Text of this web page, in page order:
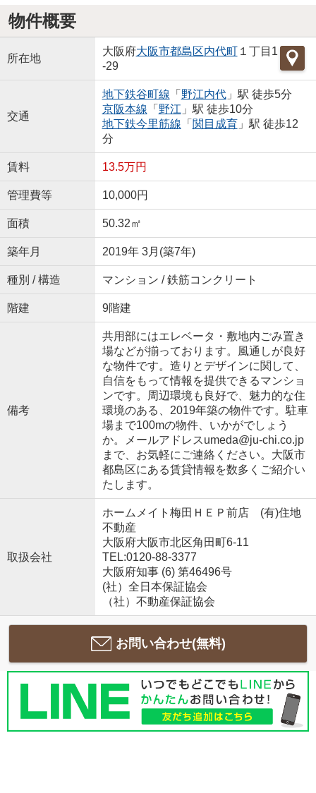
物件概要
所在地
大阪府大阪市都島区内代町１丁目1
-29
交通
地下鉄谷町線 「 野江内代」駅 徒歩5分
京阪本線 「 野江 」駅 徒歩10分
地下鉄今里筋線 「 関目成育」駅 徒歩12
分
賃料 13.5万円
管理費等 10,000円
面積 50.32㎡
築年月 2019年 3月(築7年)
種別 / 構造 マンション / 鉄筋コンクリート
階建 9階建
備考
共用部にはエレベータ・敷地内ごみ置き
場などが揃っております。風通しが良好
な物件です。造りとデザインに関して、
自信をもって情報を提供できるマンショ
ンです。周辺環境も良好で、魅力的な住
環境のある、2019年築の物件です。駐車
場まで100mの物件、いかがでしょう
か。メールアドレスumeda@ju-chi.co.jp
まで、お気軽にご連絡ください。大阪市
都島区にある賃貸情報を数多くご紹介い
たします。
取扱会社
ホームメイト梅田ＨＥＰ前店 (有)住地
不動産
大阪府大阪市北区角田町6-11
TEL:0120-88-3377
大阪府知事 (6) 第46496号
(社）全日本保証協会
（社）不動産保証協会
お問い合わせ(無料)